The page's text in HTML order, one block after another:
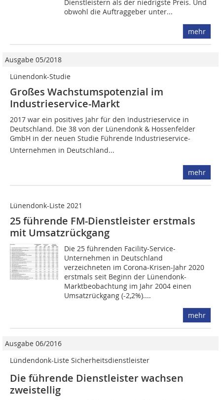
Dienstleistern als der niedrigste Preis. Und
obwohl die Auftraggeber unter...
mehr
Ausgabe 05/2018
Lünendonk-Studie
Großes Wachstumspotenzial im
Industrieservice-Markt
2017 war ein positives Jahr für den Industrieservice in
Deutschland. Die 38 von der Lünendonk & Hossenfelder
GmbH in der neuen Studie Führende Industrieservice-
Unternehmen in Deutschland...
mehr
Lünendonk-Liste 2021
25 führende FM-Dienstleister erstmals
mit Umsatzrückgang
Die 25 führenden Facility-Service-
Unternehmen in Deutschland
verzeichneten im Corona-Krisen-Jahr 2020
erstmals seit Beginn der Lünendonk-
Marktbeobachtung im Jahr 2004 einen
Umsatzrückgang (-2,2%)....
mehr
Ausgabe 06/2016
Lündendonk-Liste Sicherheitsdienstleister
Die führende Dienstleister wachsen
zweistellig